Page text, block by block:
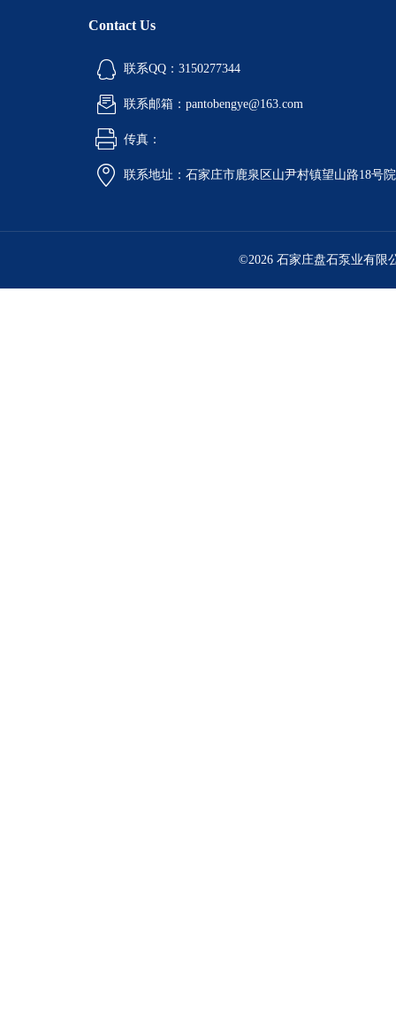
Contact Us
联系QQ：3150277344
联系邮箱：pantobengye@163.com
传真：
联系地址：石家庄市鹿泉区山尹村镇望山路18号
©2026 石家庄盘石泵业有限